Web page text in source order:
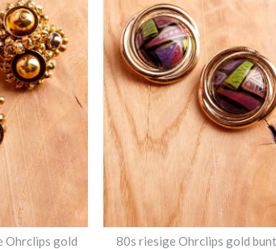
Ohrclips gold
80s riesige Ohrclips gold bunt